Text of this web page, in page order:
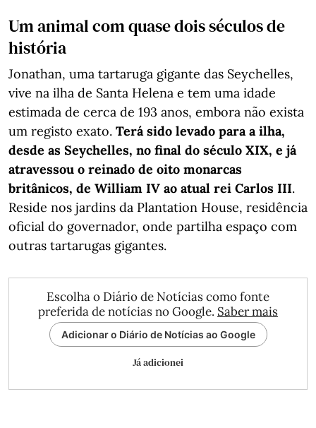
Um animal com quase dois séculos de
história
Jonathan, uma tartaruga gigante das Seychelles,
vive na ilha de Santa Helena e tem uma idade
estimada de cerca de 193 anos, embora não exista
um registo exato. Terá sido levado para a ilha,
desde as Seychelles, no final do século XIX, e já
atravessou o reinado de oito monarcas
britânicos, de William IV ao atual rei Carlos III.
Reside nos jardins da Plantation House, residência
oficial do governador, onde partilha espaço com
outras tartarugas gigantes.
Escolha o Diário de Notícias como fonte
preferida de notícias no Google. Saber mais
Adicionar o Diário de Notícias ao Google
Já adicionei